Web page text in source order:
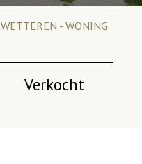
274 m² 3
WETTEREN - WONING
Verkocht